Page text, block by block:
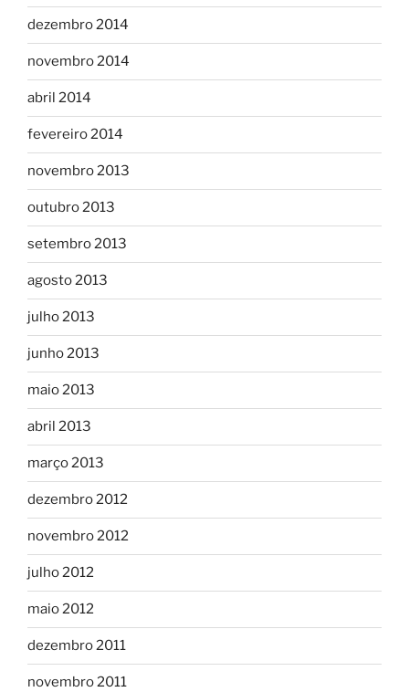
dezembro 2014
novembro 2014
abril 2014
fevereiro 2014
novembro 2013
outubro 2013
setembro 2013
agosto 2013
julho 2013
junho 2013
maio 2013
abril 2013
março 2013
dezembro 2012
novembro 2012
julho 2012
maio 2012
dezembro 2011
novembro 2011